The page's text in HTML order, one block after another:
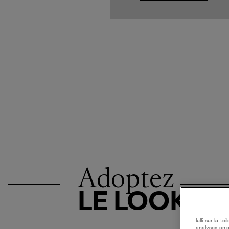
Adoptez
LE LOOK
lulli-sur-la-
analyses, en